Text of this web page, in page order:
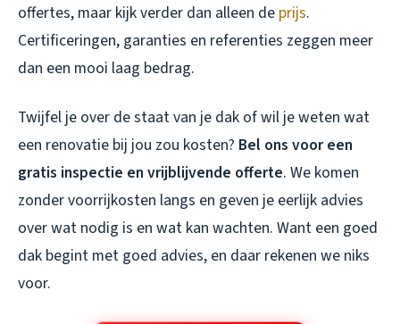
offertes, maar kijk verder dan alleen de prijs.
Certificeringen, garanties en referenties zeggen meer
dan een mooi laag bedrag.
Twijfel je over de staat van je dak of wil je weten wat
een renovatie bij jou zou kosten? Bel ons voor een
gratis inspectie en vrijblijvende offerte. We komen
zonder voorrijkosten langs en geven je eerlijk advies
over wat nodig is en wat kan wachten. Want een goed
dak begint met goed advies, en daar rekenen we niks
voor.